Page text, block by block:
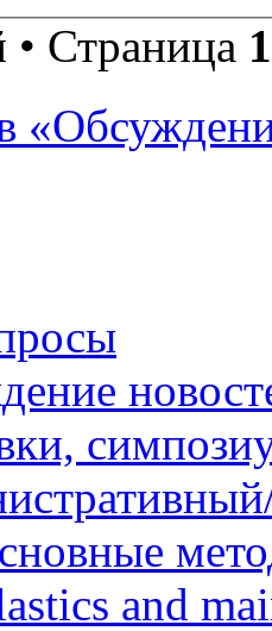
Страница 1
and